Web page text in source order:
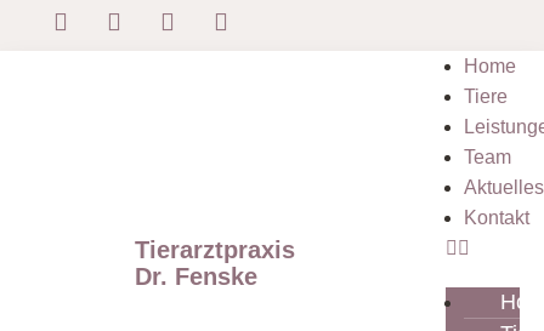
Tierarztpraxis
Dr. Fenske
Home
Tiere
Team
Aktuelles
Kontakt